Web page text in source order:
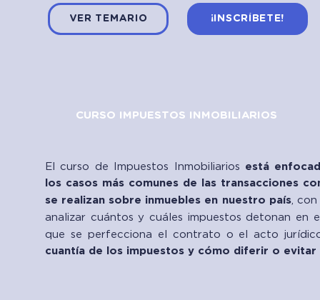
VER TEMARIO ¡INSCRÍBETE!
El curso de Impuestos Inmobiliarios está
los casos más comunes de las transacciones
se realizan sobre inmuebles en nuestro país, con
analizar cuántos y cuáles impuestos detonan en
que se perfecciona el contrato o el acto
cuantía de los impuestos y cómo diferir o evitar
CURSO IMPUESTOS INMOBILIARIOS